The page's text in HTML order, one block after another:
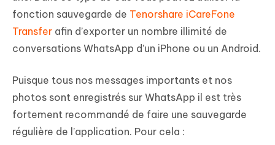
fonction sauvegarde de Tenorshare iCareFone
Transfer afin d’exporter un nombre illimité de
conversations WhatsApp d’un iPhone ou un Android.
Puisque tous nos messages importants et nos
photos sont enregistrés sur WhatsApp il est très
fortement recommandé de faire une sauvegarde
régulière de l’application. Pour cela :